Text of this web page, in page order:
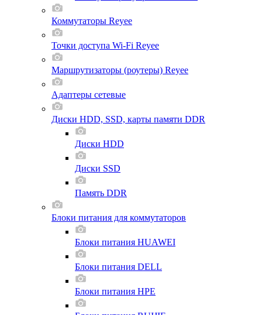
Коммутаторы Reyee
Точки доступа Wi-Fi Reyee
Маршрутизаторы (роутеры) Reyee
Адаптеры сетевые
Диски HDD, SSD, карты памяти DDR
Диски HDD
Диски SSD
Память DDR
Блоки питания для коммутаторов
Блоки питания HUAWEI
Блоки питания DELL
Блоки питания HPE